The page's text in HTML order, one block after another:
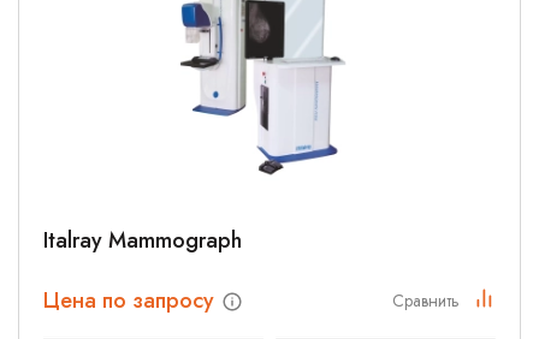
Italray Mammograph
Цена по запросу
Сравнить